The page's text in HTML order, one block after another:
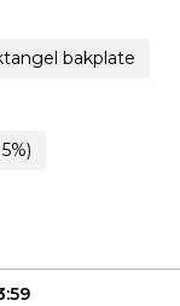
bakplate